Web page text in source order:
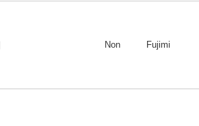
Non Fujimi